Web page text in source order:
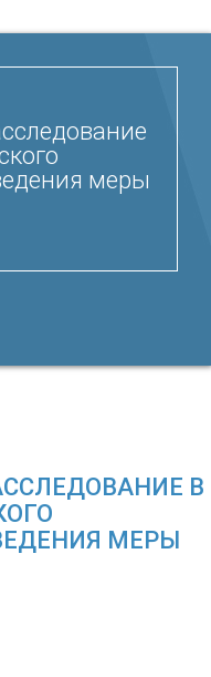
меры
В
МЕРЫ